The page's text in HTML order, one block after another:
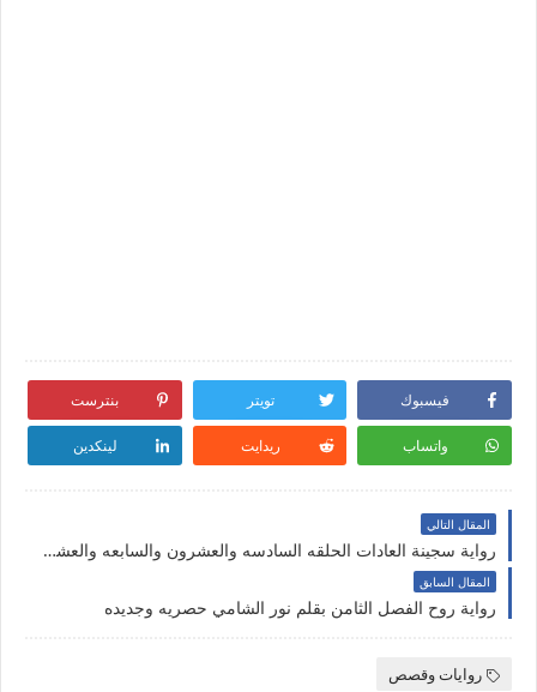
فيسبوك تويتر بنترست
واتساب ريدايت لينكدين
المقال التالي
رواية سجينة العادات الحلقه السادسه والعشرون والسابعه والعشرون والاخيره بقلم الكاتبه نرمين قدري حصريه وجديده
المقال السابق
رواية روح الفصل الثامن بقلم نور الشامي حصريه وجديده
روايات وقصص